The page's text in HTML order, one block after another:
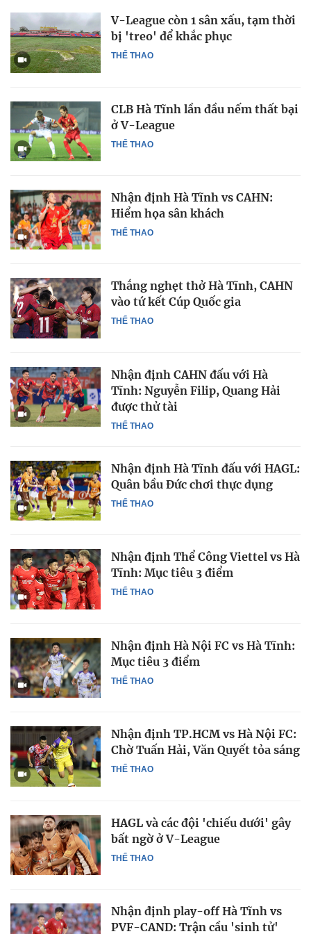
THỂ THAO
V-League còn 1 sân xấu, tạm thời
bị 'treo' để khắc phục
THỂ THAO
CLB Hà Tĩnh lần đầu nếm thất bại
ở V-League
THỂ THAO
Nhận định Hà Tĩnh vs CAHN:
Hiểm họa sân khách
THỂ THAO
Thắng nghẹt thở Hà Tĩnh, CAHN
vào tứ kết Cúp Quốc gia
THỂ THAO
Nhận định CAHN đấu với Hà
Tĩnh: Nguyễn Filip, Quang Hải
được thử tài
THỂ THAO
Nhận định Hà Tĩnh đấu với HAGL:
Quân bầu Đức chơi thực dụng
THỂ THAO
Nhận định Thể Công Viettel vs Hà
Tĩnh: Mục tiêu 3 điểm
THỂ THAO
Nhận định Hà Nội FC vs Hà Tĩnh:
Mục tiêu 3 điểm
THỂ THAO
Nhận định TP.HCM vs Hà Nội FC:
Chờ Tuấn Hải, Văn Quyết tỏa sáng
THỂ THAO
HAGL và các đội 'chiếu dưới' gây
bất ngờ ở V-League
Nhận định play-off Hà Tĩnh vs
PVF-CAND: Trận cầu 'sinh tử'